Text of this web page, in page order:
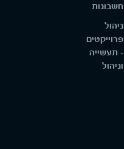
חשבונות
ניהול
פרוייקטים
- תעשייה
וניהול